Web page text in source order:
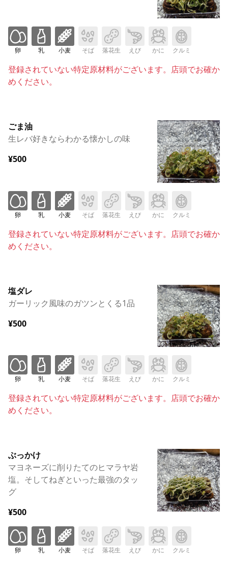
卵 乳 小麦 そば 落花生 えび かに クルミ
登録されていない特定原材料がございます。店頭でお確か
めください。
ごま油
生レバ好きならわかる懐かしの味
¥500
卵 乳 小麦 そば 落花生 えび かに クルミ
登録されていない特定原材料がございます。店頭でお確か
めください。
塩ダレ
ガーリック風味のガツンとくる1品
¥500
卵 乳 小麦 そば 落花生 えび かに クルミ
登録されていない特定原材料がございます。店頭でお確か
めください。
ぶっかけ
マヨネーズに削りたてのヒマラヤ岩
塩。そしてねぎといった最強のタッ
グ
¥500
卵 乳 小麦 そば 落花生 えび かに クルミ